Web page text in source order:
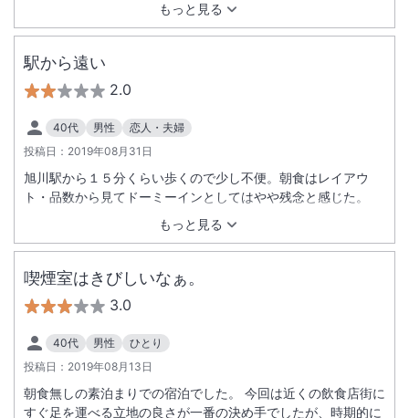
もっと見る
駅から遠い
2.0
40代 男性
恋人・夫婦
投稿日： 2019年08月31日
もっと見る
旭川駅から１５分くらい歩くので少し不便。朝食はレイアウ
ト・品数から見てドーミーインとしてはやや残念と感じた。
喫煙室はきびしいなぁ。
3.0
40代 男性
ひとり
投稿日： 2019年08月13日
朝食無しの素泊まりでの宿泊でした。 今回は近くの飲食店街に
すぐ足を運べる立地の良さが一番の決め手でしたが、時期的に